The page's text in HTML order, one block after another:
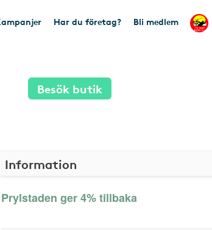
Har du företag? Bli medlem
Besök butik
Information
Prylstaden ger 4% tillbaka